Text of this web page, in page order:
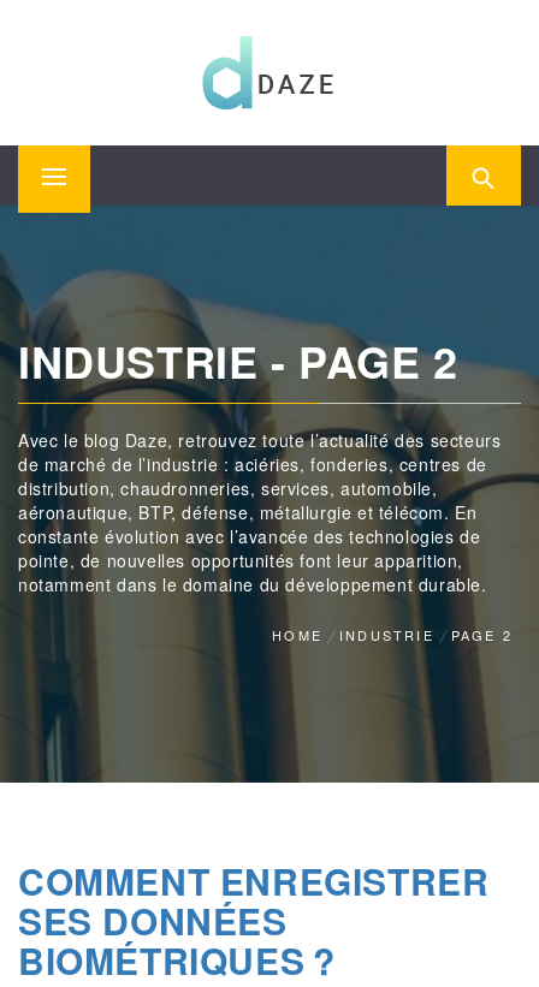
DAZE
Primary
Menu
INDUSTRIE - PAGE 2
Avec le blog Daze, retrouvez toute l’actualité des secteurs
de marché de l’industrie : aciéries, fonderies, centres de
distribution, chaudronneries, services, automobile,
aéronautique, BTP, défense, métallurgie et télécom. En
constante évolution avec l’avancée des technologies de
pointe, de nouvelles opportunités font leur apparition,
notamment dans le domaine du développement durable.
HOME INDUSTRIE PAGE 2
COMMENT ENREGISTRER
SES DONNÉES
BIOMÉTRIQUES ?